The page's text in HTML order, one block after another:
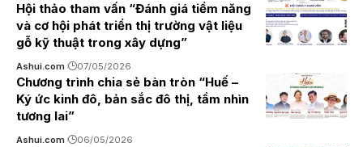
Hội thảo tham vấn “Đánh giá tiềm năng
và cơ hội phát triển thị trường vật liệu
gỗ kỹ thuật trong xây dựng”
Ashui.com 07/05/2026
Chương trình chia sẻ bàn tròn “Huế –
Ký ức kinh đô, bản sắc đô thị, tầm nhìn
tương lai”
Ashui.com 06/05/2026